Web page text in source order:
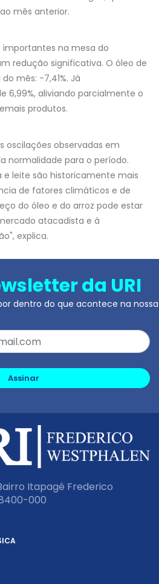
mês anterior.
importantes na mesa do
redução significativa. O óleo de
mês: -7,41%. Já
6,99%, aliviando parcialmente o
produtos.
oscilações observadas em
normalidade para o período.
leite são historicamente mais
de fatores climáticos e de
do óleo e do arroz pode estar
atacadista e à
explica.
da URI
dentro do que acontece na nossa
Assinar
Itapagé Frederico
000